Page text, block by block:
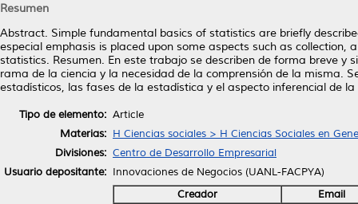
Resumen
Abstract. Simple fundamental basics of statistics are briefly
especial emphasis is placed upon some aspects such as
statistics. Resumen. En este trabajo se describen de forma breve
rama de la ciencia y la necesidad de la comprensión de la misma.
estadísticos, las fases de la estadística y el aspecto inferencial de
Tipo de elemento: Article
Materias: H Ciencias sociales > H Ciencias Sociales en
Divisiones: Centro de Desarrollo Empresarial
Usuario depositante: Innovaciones de Negocios (UANL-FACPYA)
Creador
Email